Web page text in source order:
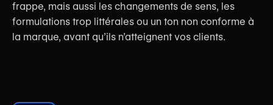
frappe, mais aussi les changements de sens, les
formulations trop littérales ou un ton non conforme à
la marque, avant qu’ils n’atteignent vos clients.